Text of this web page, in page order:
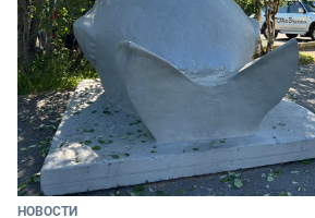
НОВОСТИ